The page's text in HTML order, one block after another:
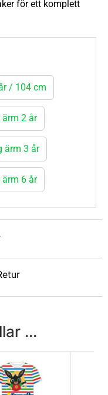
för ett komplett
/ 104 cm
2 år
ärm 3 år
6 år
...